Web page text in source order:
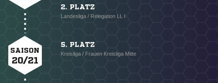
2. PLATZ
Landesliga / Relegation LL I
SAISON
20/21
5. PLATZ
Kreisliga / Frauen Kreisliga Mitte